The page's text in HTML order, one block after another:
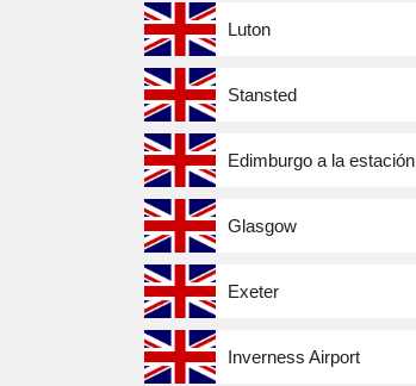
Luton
Stansted
Edimburgo a la estación
Glasgow
Exeter
Inverness Airport